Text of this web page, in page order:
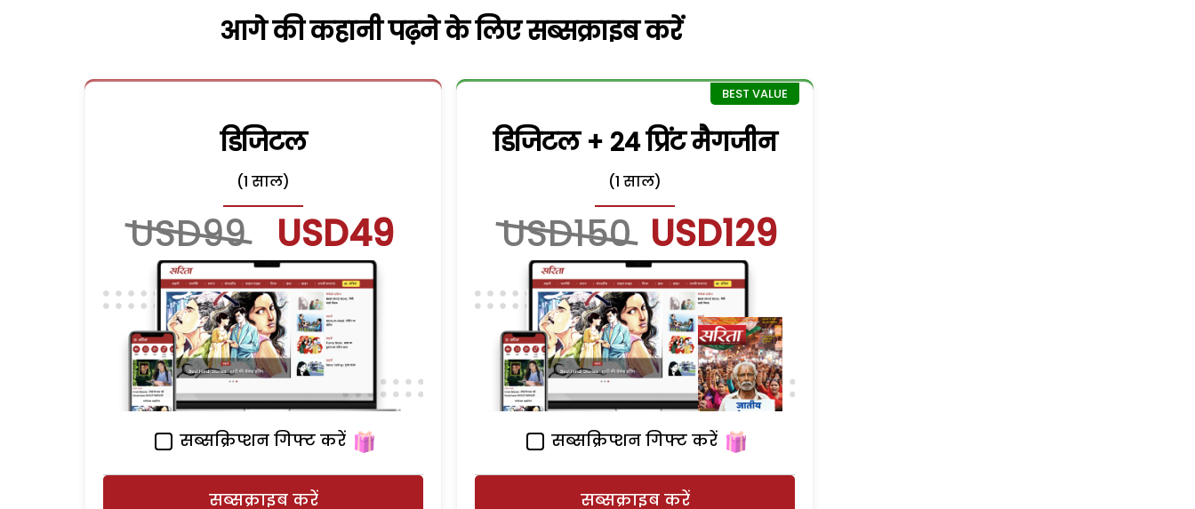
आगे की कहानी पढ़ने के लिए सब्सक्राइब करें
डिजिटल
(1 साल)
USD99 USD49
सब्सक्रिप्शन गिफ्ट करें
सब्सक्राइब करें
डिजिटल + 24 प्रिंट मैगजीन
(1 साल)
USD150 USD129
सब्सक्रिप्शन गिफ्ट करें
सब्सक्राइब करें